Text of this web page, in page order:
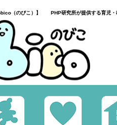
（のびこ）】 PHP研究所が提供する育児・